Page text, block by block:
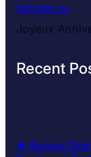
feliciter.su
Joyeux
Recent
🍀 Bonne